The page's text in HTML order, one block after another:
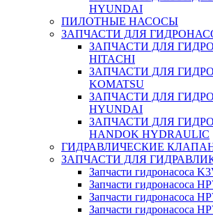
HYUNDAI
ПИЛОТНЫЕ НАСОСЫ
ЗАПЧАСТИ ДЛЯ
ЗАПЧАСТИ ДЛЯ
HITACHI
ЗАПЧАСТИ ДЛЯ
KOMATSU
ЗАПЧАСТИ ДЛЯ
HYUNDAI
ЗАПЧАСТИ ДЛЯ
HANDOK HYDRAULIC
ГИДРАВЛИЧЕСКИЕ
ЗАПЧАСТИ ДЛЯ
Запчасти гидронасоса
Запчасти гидронасоса
Запчасти гидронасоса
Запчасти гидронасоса